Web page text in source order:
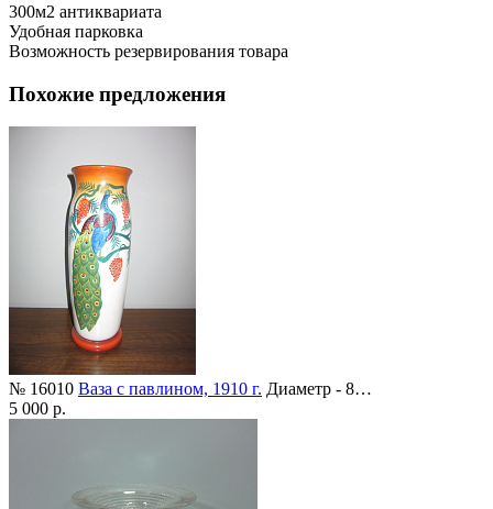
300м2 антиквариата
Удобная парковка
Возможность резервирования товара
Похожие предложения
№ 16010 Ваза с павлином, 1910 г. Диаметр - 8…
5 000 р.